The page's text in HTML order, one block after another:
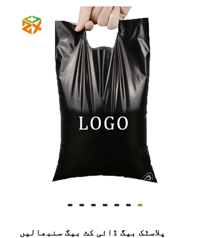
پلاسٹک بیگ ڈائی کٹ بیگ سنبھالیں